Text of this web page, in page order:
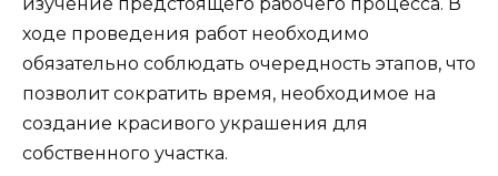
ходе проведения работ необходимо
обязательно соблюдать очередность этапов, что
позволит сократить время, необходимое на
создание красивого украшения для
собственного участка.